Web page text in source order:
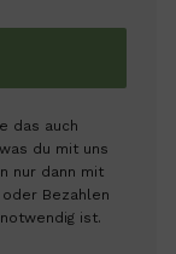
das auch
du mit uns
nur dann mit
Bezahlen
ist.